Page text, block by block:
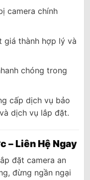
camera chính
giá thành hợp lý và
chóng trong
cấp dịch vụ bảo
dịch vụ lắp đặt.
– Liên Hệ Ngay
đặt camera an
đừng ngần ngại